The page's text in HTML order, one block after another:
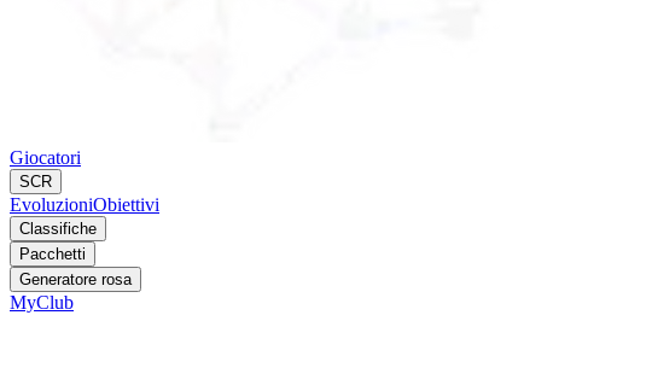
Giocatori
SCR
EvoluzioniObiettivi
Classifiche
Pacchetti
Generatore rosa
MyClub